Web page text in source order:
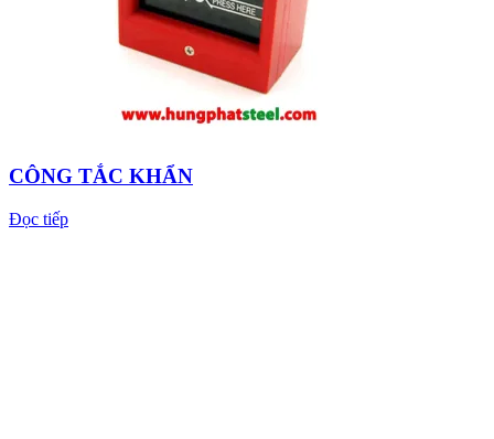
CÔNG TẮC KHẨN
Đọc tiếp